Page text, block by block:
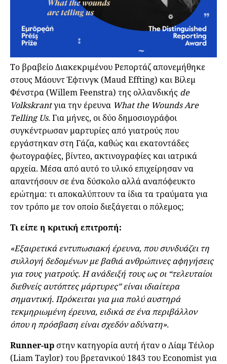
Το βραβείο Διακεκριμένου Ρεπορτάζ απονεμήθηκε
στους Μάουντ Έφτινγκ (Maud Effting) και Βίλεμ
Φένστρα (Willem Feenstra) της ολλανδικής de
Volkskrantγια την έρευνα What the Wounds Are
Telling Us. Για μήνες, οι δύο δημοσιογράφοι
συγκέντρωσαν μαρτυρίες από γιατρούς που
εργάστηκαν στη Γάζα, καθώς και εκατοντάδες
φωτογραφίες, βίντεο, ακτινογραφίες και ιατρικά
αρχεία. Μέσα από αυτό το υλικό επιχείρησαν να
απαντήσουν σε ένα δύσκολο αλλά αναπόφευκτο
ερώτημα: τι αποκαλύπτουν τα ίδια τα τραύματα για
τον τρόπο με τον οποίο διεξάγεται ο πόλεμος;
Τι είπε η κριτική επιτροπή:
«Εξαιρετικά εντυπωσιακή έρευνα, που συνδυάζει τη
συλλογή δεδομένων με βαθιά ανθρώπινες αφηγήσεις
για τους γιατρούς. Η ανάδειξή τους ως οι “τελευταίοι
διεθνείς αυτόπτες μάρτυρες” είναι ιδιαίτερα
σημαντική. Πρόκειται για μια πολύ αυστηρά
τεκμηριωμένη έρευνα, ειδικά σε ένα περιβάλλον
όπου η πρόσβαση είναι σχεδόν αδύνατη».
Runner-up στην κατηγορία αυτή ήταν ο Λίαμ Τέιλορ
(Liam Taylor) του βρετανικού 1843 του Economist για